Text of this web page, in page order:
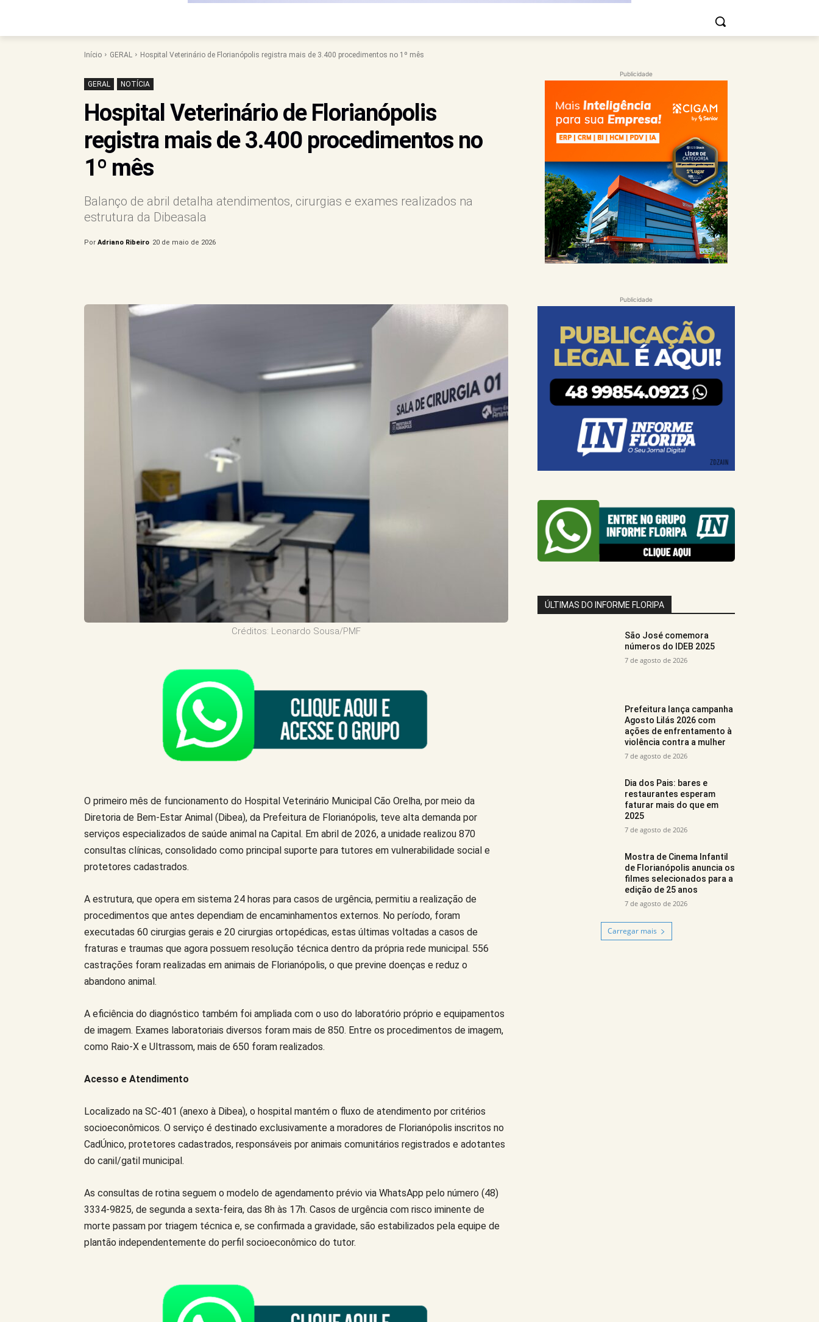
Início GERAL Hospital Veterinário de Florianópolis registra mais de 3.400 procedimentos no 1º mês
GERAL NOTÍCIA
Hospital Veterinário de Florianópolis
registra mais de 3.400 procedimentos no
1º mês
Balanço de abril detalha atendimentos, cirurgias e exames realizados na
estrutura da Dibeasala
Por Adriano Ribeiro 20 de maio de 2026
Créditos: Leonardo Sousa/PMF
O primeiro mês de funcionamento do Hospital Veterinário Municipal Cão Orelha, por meio da
Diretoria de Bem-Estar Animal (Dibea), da Prefeitura de Florianópolis, teve alta demanda por
serviços especializados de saúde animal na Capital. Em abril de 2026, a unidade realizou 870
consultas clínicas, consolidado como principal suporte para tutores em vulnerabilidade social e
protetores cadastrados.
A estrutura, que opera em sistema 24 horas para casos de urgência, permitiu a realização de
procedimentos que antes dependiam de encaminhamentos externos. No período, foram
executadas 60 cirurgias gerais e 20 cirurgias ortopédicas, estas últimas voltadas a casos de
fraturas e traumas que agora possuem resolução técnica dentro da própria rede municipal. 556
castrações foram realizadas em animais de Florianópolis, o que previne doenças e reduz o
abandono animal.
A eficiência do diagnóstico também foi ampliada com o uso do laboratório próprio e equipamentos
de imagem. Exames laboratoriais diversos foram mais de 850. Entre os procedimentos de imagem,
como Raio-X e Ultrassom, mais de 650 foram realizados.
Acesso e Atendimento
Localizado na SC-401 (anexo à Dibea), o hospital mantém o fluxo de atendimento por critérios
socioeconômicos. O serviço é destinado exclusivamente a moradores de Florianópolis inscritos no
CadÚnico, protetores cadastrados, responsáveis por animais comunitários registrados e adotantes
do canil/gatil municipal.
As consultas de rotina seguem o modelo de agendamento prévio via WhatsApp pelo número (48)
3334-9825, de segunda a sexta-feira, das 8h às 17h. Casos de urgência com risco iminente de
morte passam por triagem técnica e, se confirmada a gravidade, são estabilizados pela equipe de
plantão independentemente do perfil socioeconômico do tutor.
Publicidade
Publicidade
ÚLTIMAS DO INFORME FLORIPA
São José comemora
números do IDEB 2025
7 de agosto de 2026
Prefeitura lança campanha
Agosto Lilás 2026 com
ações de enfrentamento à
violência contra a mulher
7 de agosto de 2026
Dia dos Pais: bares e
restaurantes esperam
faturar mais do que em
2025
7 de agosto de 2026
Mostra de Cinema Infantil
de Florianópolis anuncia os
filmes selecionados para a
edição de 25 anos
7 de agosto de 2026
Carregar mais